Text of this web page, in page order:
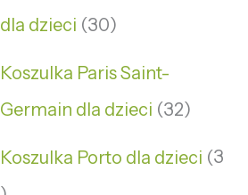
dla dzieci 30
Koszulka Paris Saint-
Germain dla dzieci 32
Koszulka Porto dla dzieci 3